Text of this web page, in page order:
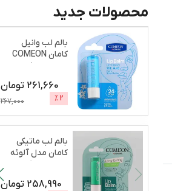
محصولات جدید
بالم لب وانیل
کامان COMEON
نرم و براق کننده
261,660 تومان
2
%
267,000
بالم لب ماتیکی
کامان مدل آلوئه
ورا مرطوب‌کننده،
258,990 تومان